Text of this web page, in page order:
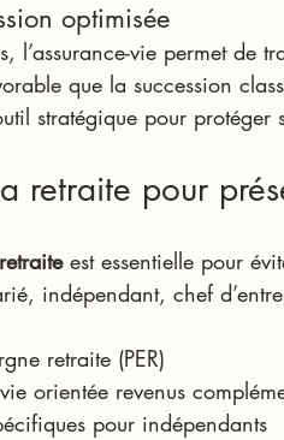
optimisée
l’assurance-vie permet de
que la succession
stratégique pour
retraite pour
est essentielle pour
indépendant, chef
retraite (PER)
orientée revenus
pour indépendants